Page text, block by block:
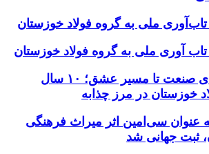
تاب‌آوری ملی به گروه فولاد خوزستان
تاب آوری ملی به گروه فولاد خوزستان
از چرخ‌دنده‌های صنعت تا مسیر عشق؛ ۱۰ سال
خوزستان در مرز چذابه
عنوان سی‌امین اثر میراث‌ فرهنگی
ثبت جهانی شد